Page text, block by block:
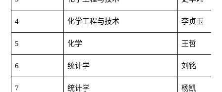
4 化学工程与技术 李贞玉
5 化学 王哲
6 统计学 刘铭
7 统计学 杨凯